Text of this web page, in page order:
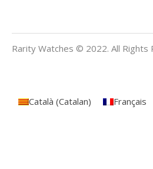
Rarity Watches © 2022. All Rights
Català (Catalan) Français